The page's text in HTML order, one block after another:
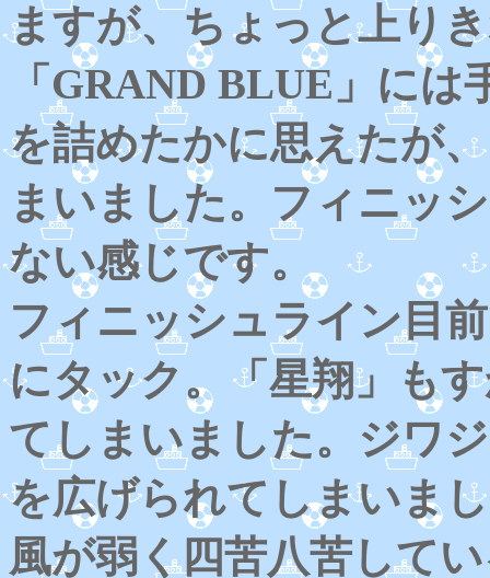
ますが、ちょっと上り
「GRAND BLUE」に
を詰めたかに思えたが
まいました。フィニッ
ない感じです。
フィニッシュライン目
にタック。「星翔」も
てしまいました。ジワ
を広げられてしまいま
風が弱く四苦八苦して